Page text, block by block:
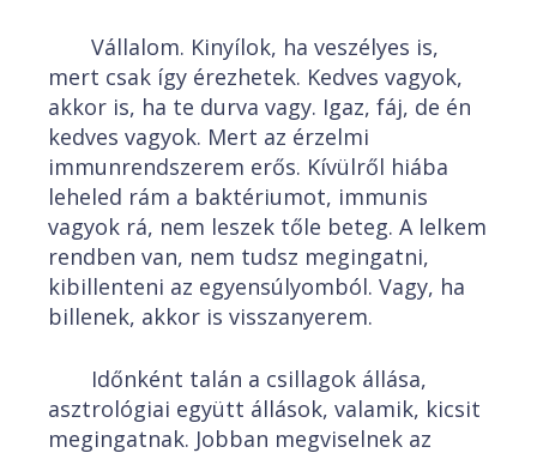
Vállalom. Kinyílok, ha veszélyes is,
mert csak így érezhetek. Kedves vagyok,
akkor is, ha te durva vagy. Igaz, fáj, de én
kedves vagyok. Mert az érzelmi
immunrendszerem erős. Kívülről hiába
leheled rám a baktériumot, immunis
vagyok rá, nem leszek tőle beteg. A lelkem
rendben van, nem tudsz megingatni,
kibillenteni az egyensúlyomból. Vagy, ha
billenek, akkor is visszanyerem.
Időnként talán a csillagok állása,
asztrológiai együtt állások, valamik, kicsit
megingatnak. Jobban megviselnek az